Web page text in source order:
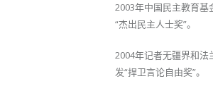
2003年中国民主教育基
“杰出民主人士奖”。
2004年记者无疆界和法
发“捍卫言论自由奖”。